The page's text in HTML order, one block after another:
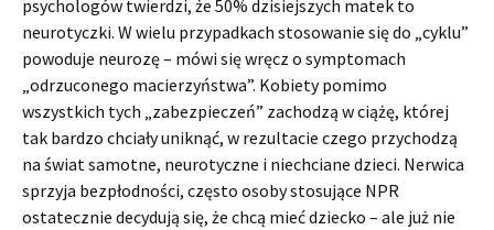
psychologów twierdzi, że 50% dzisiejszych matek to
neurotyczki. W wielu przypadkach stosowanie się do „cyklu”
powoduje neurozę – mówi się wręcz o symptomach
„odrzuconego macierzyństwa”. Kobiety pomimo
wszystkich tych „zabezpieczeń” zachodzą w ciążę, której
tak bardzo chciały uniknąć, w rezultacie czego przychodzą
na świat samotne, neurotyczne i niechciane dzieci. Nerwica
sprzyja bezpłodności, często osoby stosujące NPR
ostatecznie decydują się, że chcą mieć dziecko – ale już nie